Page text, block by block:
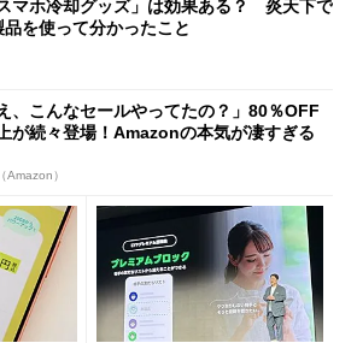
スマホ冷却グッズ」は効果ある？ 炎天下で
品を使って分かったこと
え、こんなセールやってたの？」80％OFF
が続々登場！Amazonの本気が凄すぎる
Amazon）